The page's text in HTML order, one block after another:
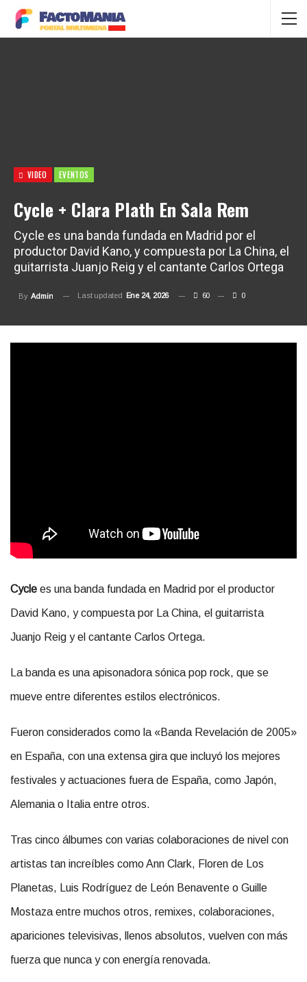
VIDEO EVENTOS
Cycle + Clara Plath En Sala Rem
Cycle es una banda fundada en Madrid por el
productor David Kano, y compuesta por La China, el
guitarrista Juanjo Reig y el cantante Carlos Ortega
By Admin Last updated Ene 24, 2026 60 0
Cycle es una banda fundada en Madrid por el productor
David Kano, y compuesta por La China, el guitarrista
Juanjo Reig y el cantante Carlos Ortega.
La banda es una apisonadora sónica pop rock, que se
mueve entre diferentes estilos electrónicos.
Fueron considerados como la «Banda Revelación de 2005»
en España, con una extensa gira que incluyó los mejores
festivales y actuaciones fuera de España, como Japón,
Alemania o Italia entre otros.
Tras cinco álbumes con varias colaboraciones de nivel con
artistas tan increíbles como Ann Clark, Floren de Los
Planetas, Luis Rodríguez de León Benavente o Guille
Mostaza entre muchos otros, remixes, colaboraciones,
apariciones televisivas, llenos absolutos, vuelven con más
fuerza que nunca y con energía renovada.